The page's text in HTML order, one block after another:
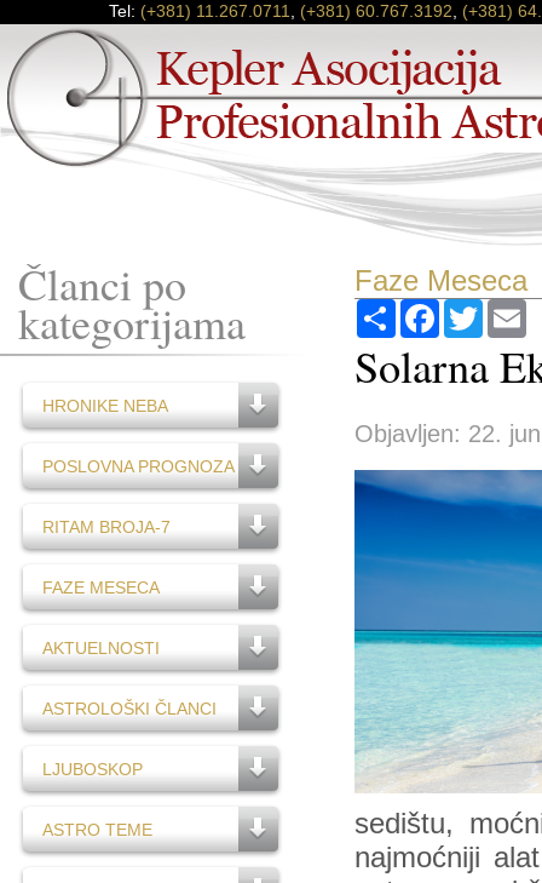
Tel: (+381) 11.267.0711 (+381) 60.767.3192 (+381)
Članci po
kategorijama
HRONIKE NEBA
POSLOVNA PROGNOZA
RITAM BROJA-7
FAZE MESECA
AKTUELNOSTI
ASTROLOŠKI ČLANCI
LJUBOSKOP
ASTRO TEME
Faze Meseca
PodijeliFacebook
Twitter
Solarna
Objavljen: 22.
sedištu,
najmoćniji